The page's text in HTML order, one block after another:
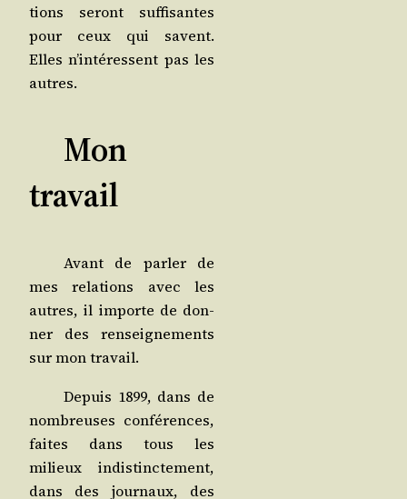
tions seront suf­fi­santes
pour ceux qui savent.
Elles n’in­té­ressent pas les
autres.
Mon
travail
Avant de par­ler de
mes rela­tions avec les
autres, il importe de don­
ner des ren­sei­gne­ments
sur mon travail.
Depuis 1899, dans de
nom­breuses confé­rences,
faites dans tous les
milieux indis­tinc­te­ment,
dans des jour­naux, des